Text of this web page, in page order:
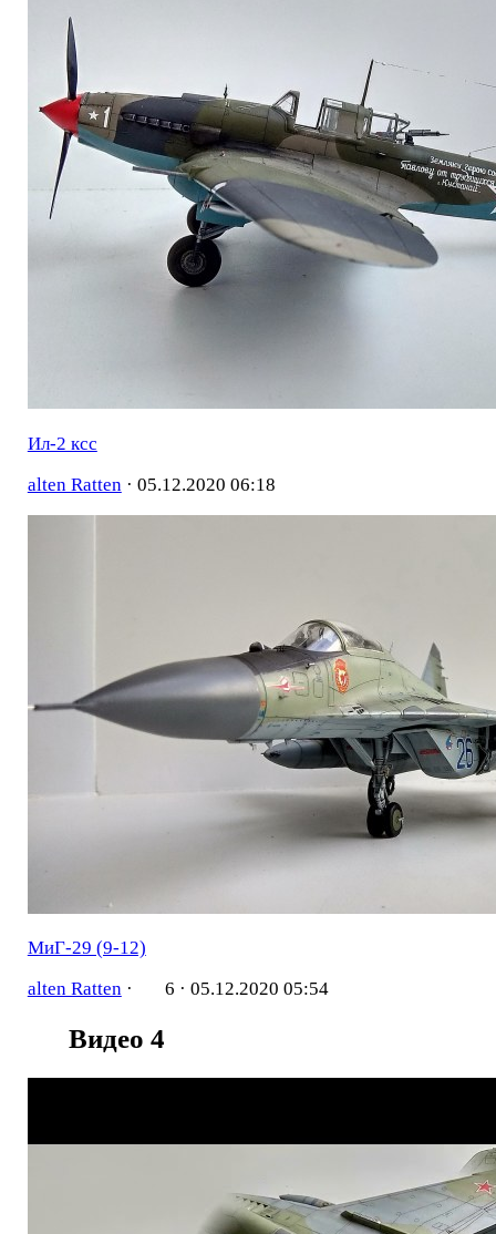
Ил-2 ксс
alten Ratten· 05.12.2020 06:18
МиГ-29 (9-12)
alten Ratten· 6 · 05.12.2020 05:54
Видео4